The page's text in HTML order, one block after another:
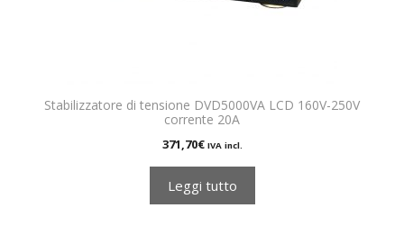
Stabilizzatore di tensione DVD5000VA LCD 160V-250V
corrente 20A
371,70€ IVA incl.
Leggi tutto